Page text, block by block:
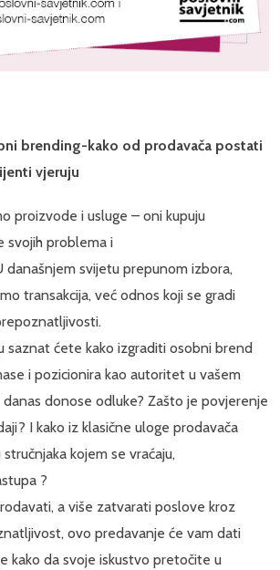
brending-kako od prodavača postati
vjeruju
proizvode i usluge – oni kupuju
svojih problema i
današnjem svijetu prepunom izbora,
transakcija, već odnos koji se gradi
saznat ćete kako izgraditi osobni brend
i pozicionira kao autoritet u vašem
danas donose odluke? Zašto je povjerenje
I kako iz klasične uloge prodavača
kojem se vraćaju,
?
a više zatvarati poslove kroz
ovo predavanje će vam dati
kako da svoje iskustvo pretočite u